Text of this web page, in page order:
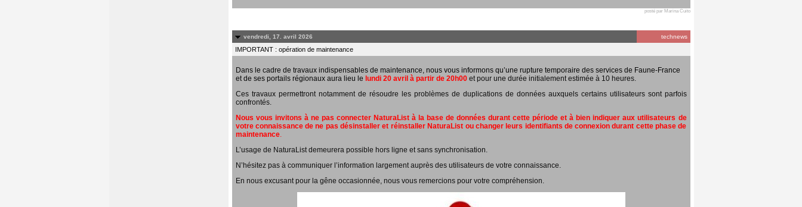
posté par Marina Cuito
vendredi, 17. avril 2026 technews
IMPORTANT : opération de maintenance
Dans le cadre de travaux indispensables de maintenance, nous vous informons qu’une rupture temporaire des services de Faune-France
et de ses portails régionaux aura lieu le lundi 20 avril à partir de 20h00 et pour une durée initialement estimée à 10 heures.
Ces travaux permettront notamment de résoudre les problèmes de duplications de données auxquels certains utilisateurs sont parfois
confrontés.
Nous vous invitons à ne pas connecter NaturaList à la base de données durant cette période et à bien indiquer aux utilisateurs de
votre connaissance de ne pas désinstaller et réinstaller NaturaList ou changer leurs identifiants de connexion durant cette phase de
maintenance.
L’usage de NaturaList demeurera possible hors ligne et sans synchronisation.
N’hésitez pas à communiquer l’information largement auprès des utilisateurs de votre connaissance.
En nous excusant pour la gêne occasionnée, nous vous remercions pour votre compréhension.